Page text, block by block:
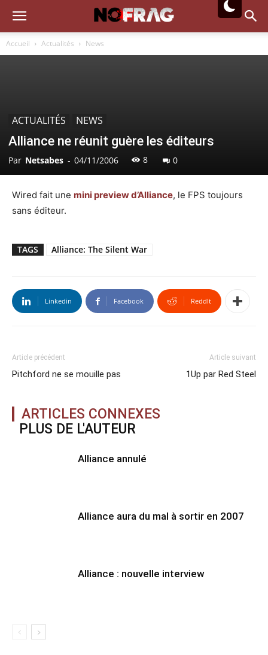
Accueil Actualités News
ACTUALITÉS NEWS
Alliance ne réunit guère les éditeurs
Par Netsabes - 04/11/2006 8 0
Wired fait une mini preview d’Alliance, le FPS toujours
sans éditeur.
TAGS Alliance: The Silent War
Linkedin Facebook ReddIt
Article précédent
Pitchford ne se mouille pas
Article suivant
1Up par Red Steel
ARTICLES CONNEXES
PLUS DE L'AUTEUR
Alliance annulé
Alliance aura du mal à sortir en 2007
Alliance : nouvelle interview